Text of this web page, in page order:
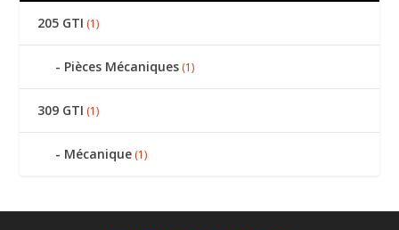
205 GTI (1)
Pièces Mécaniques (1)
309 GTI (1)
Mécanique (1)